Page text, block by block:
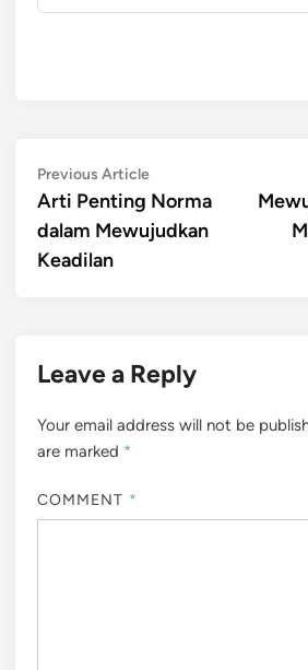
Post
navigation
Previous ArticlePrevious
article:
Arti Penting Norma
dalam Mewujudkan
Keadilan
Leave a Reply
Your email address will not be
are marked *
COMMENT *